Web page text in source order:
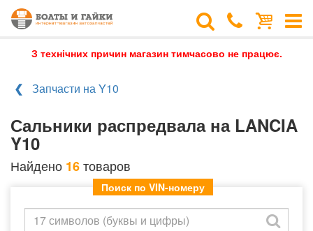
З технічних причин магазин тимчасово не працює.
Запчасти на Y10
Сальники распредвала на LANCIA
Y10
Найдено 16товаров
Поиск по VIN-номеру